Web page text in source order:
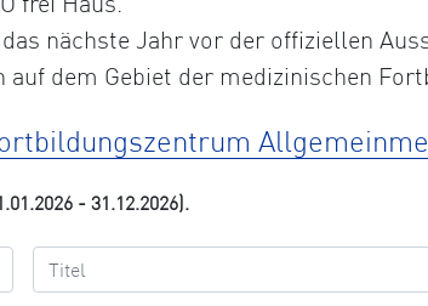
nächste Jahr vor der offiziellen
auf dem Gebiet der medizinischen
- 31.12.2026).